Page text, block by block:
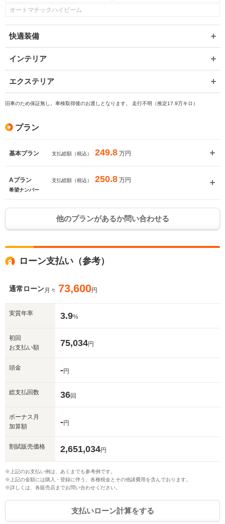
オートマチックハイビーム
快適装備
インテリア
エクステリア
旧車のため保証無し。車検取得後のお渡しとなります。 走行不明（推定17.9万キロ）
プラン
基本プラン 支払総額（税込） 249.8 万円
Aプラン 支払総額（税込） 250.8 万円
希望ナンバー
他のプランがあるか問い合わせる
ローン支払い（参考）
通常ローン月々 73,600円
実質年率 3.9%
初回
お支払い額
75,034円
頭金 -円
総支払回数 36回
ボーナス月
加算額
-円
割賦販売価格 2,651,034円
※上記のお支払い例は、あくまでも参考例です。
※上記の金額には購入・登録に伴う、各種税金とその他諸費用を含んでおります。
※詳しくは、各販売店までお問い合わせください。
支払いローン計算をする
※次回問い合わせをする際に自動入力されます
※保存された情報は
いいえ